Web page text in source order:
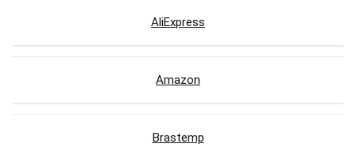
AliExpress
Amazon
Brastemp